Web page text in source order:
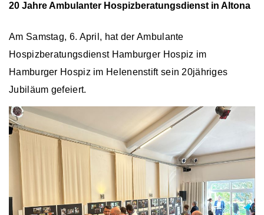
20 Jahre Ambulanter Hospizberatungsdienst in Altona
Am Samstag, 6. April, hat der Ambulante
Hospizberatungsdienst Hamburger Hospiz im
Hamburger Hospiz im Helenenstift sein 20jähriges
Jubiläum gefeiert.